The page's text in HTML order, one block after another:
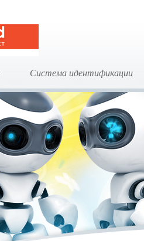
Система идентификации